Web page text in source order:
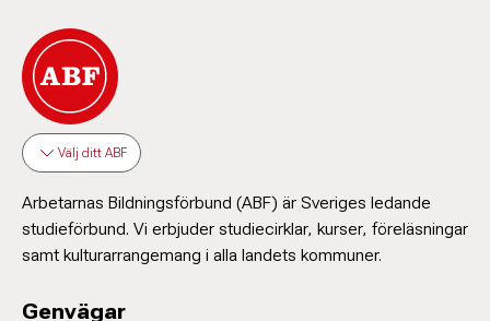
Välj ditt ABF
Arbetarnas Bildningsförbund (ABF) är Sveriges ledande
studieförbund. Vi erbjuder studiecirklar, kurser, föreläsningar
samt kulturarrangemang i alla landets kommuner.
Genvägar